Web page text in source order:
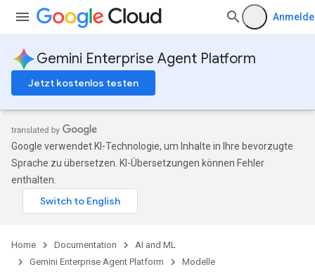
Gemini Enterprise Agent Platform
Jetzt kostenlos testen
Google verwendet KI-Technologie, um Inhalte in Ihre bevorzugte
Sprache zu übersetzen. KI-Übersetzungen können Fehler
enthalten.
Home Documentation
AI and ML
Gemini Enterprise Agent Platform
Modelle